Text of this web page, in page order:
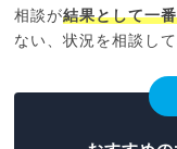
相談が結果として一
ない、状況を相談して